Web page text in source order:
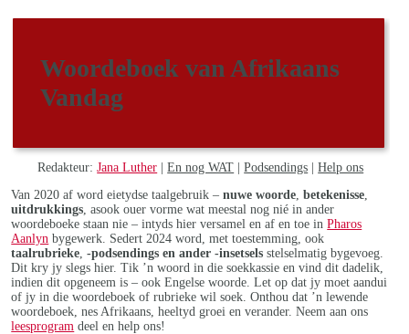
Woordeboek van Afrikaans
Vandag
Redakteur:Jana Luther |En nog WAT |Podsendings |Help ons
Van 2020 af word eietydse taalgebruik –nuwe woorde ,betekenisse
uitdrukkings , asook ouer vorme wat meestal nog nié in ander
woordeboeke staan nie – intyds hier versamel en af en toe inPharos
Aanlyn bygewerk. Sedert 2024 word, met toestemming, ook
taalrubrieke ,-podsendings en ander -insetsels stelselmatig bygevoeg.
Dit kry jy slegs hier. Tik ’n woord in die soekkassie en vind dit dadelik,
indien dit opgeneem is – ook Engelse woorde. Let op dat jy moet aandui
of jy in die woordeboek of rubrieke wil soek. Onthou dat ’n lewende
woordeboek, nes Afrikaans, heeltyd groei en verander. Neem aan ons
leesprogram deel en help ons!